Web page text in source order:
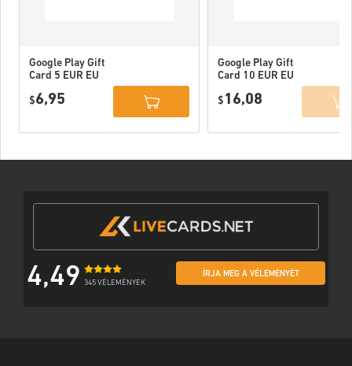
Google Play Gift
Card 5 EUR EU
$6,95
Google Play Gift
Card 10 EUR EU
$ 16,08
4,49 345 VÉLEMÉNYEK
ÍRJA MEG A VÉLEMÉNYÉT